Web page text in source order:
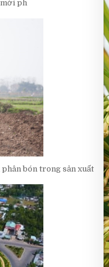
ph
bón trong sản xuất